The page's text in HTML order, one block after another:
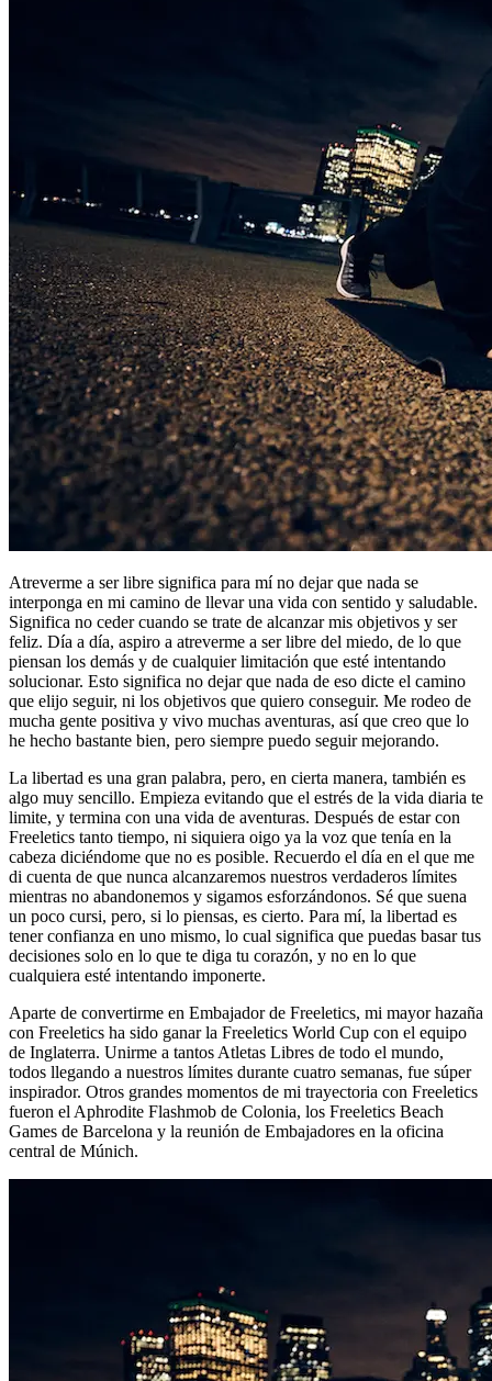
Atreverme a ser libre significa para mí no dejar que nada se
interponga en mi camino de llevar una vida con sentido y saludable.
Significa no ceder cuando se trate de alcanzar mis objetivos y ser
feliz. Día a día, aspiro a atreverme a ser libre del miedo, de lo que
piensan los demás y de cualquier limitación que esté intentando
solucionar. Esto significa no dejar que nada de eso dicte el camino
que elijo seguir, ni los objetivos que quiero conseguir. Me rodeo de
mucha gente positiva y vivo muchas aventuras, así que creo que lo
he hecho bastante bien, pero siempre puedo seguir mejorando.
La libertad es una gran palabra, pero, en cierta manera, también es
algo muy sencillo. Empieza evitando que el estrés de la vida diaria te
limite, y termina con una vida de aventuras. Después de estar con
Freeletics tanto tiempo, ni siquiera oigo ya la voz que tenía en la
cabeza diciéndome que no es posible. Recuerdo el día en el que me
di cuenta de que nunca alcanzaremos nuestros verdaderos límites
mientras no abandonemos y sigamos esforzándonos. Sé que suena
un poco cursi, pero, si lo piensas, es cierto. Para mí, la libertad es
tener confianza en uno mismo, lo cual significa que puedas basar tus
decisiones solo en lo que te diga tu corazón, y no en lo que
cualquiera esté intentando imponerte.
Aparte de convertirme en Embajador de Freeletics, mi mayor hazaña
con Freeletics ha sido ganar la Freeletics World Cup con el equipo
de Inglaterra. Unirme a tantos Atletas Libres de todo el mundo,
todos llegando a nuestros límites durante cuatro semanas, fue súper
inspirador. Otros grandes momentos de mi trayectoria con Freeletics
fueron el Aphrodite Flashmob de Colonia, los Freeletics Beach
Games de Barcelona y la reunión de Embajadores en la oficina
central de Múnich.